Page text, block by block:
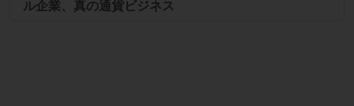
ル企業、真の通貨ビジネス